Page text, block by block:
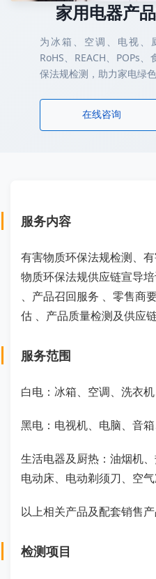
家用电器产
为冰箱、空调、电视、
RoHS、REACH、POPs
保法规检测，助力家电绿色
在线咨询
服务内容
有害物质环保法规检测、
物质环保法规供应链宣导
、产品召回服务 、零售商
估 、产品质量检测及供应链
服务范围
白电：冰箱、空调、洗衣
黑电：电视机、电脑、音
生活电器及厨热：油烟机
电动床、电动剃须刀、空
以上相关产品及配套销售
检测项目